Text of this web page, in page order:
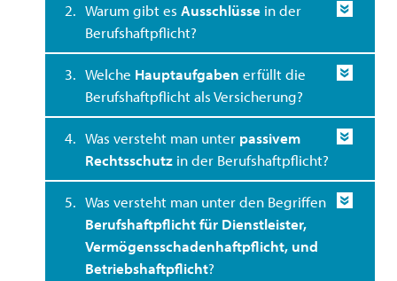
2. Warum gibt esAusschlüsse in der
Berufshaftpflicht?
3. Welche Hauptaufgaben erfüllt die
Berufshaftpflicht als Versicherung?
4. Was versteht man unter passivem
Rechtsschutz in der Berufshaftpflicht?
5. Was versteht man unter den Begriffen
Berufshaftpflicht für Dienstleister,
Vermögensschadenhaftpflicht, und
Betriebshaftpflicht?